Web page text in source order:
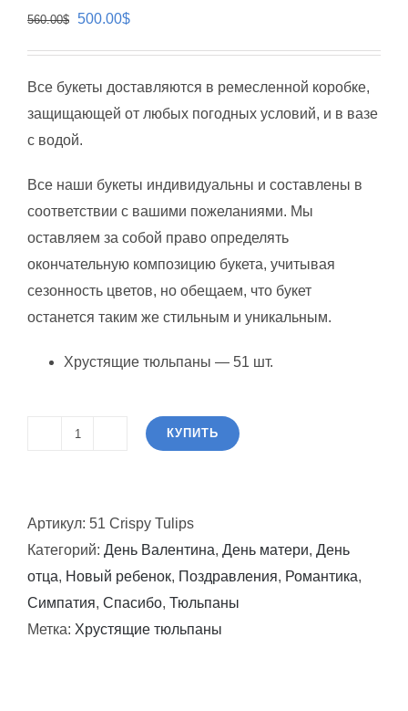
560.00$
Первоначальная
560.00$.
500.00$Текущая
Все букеты доставляются в ремесленной коробке,
защищающей от любых погодных условий, и в вазе
с водой.
Все наши букеты индивидуальны и составлены в
соответствии с вашими пожеланиями. Мы
оставляем за собой право определять
окончательную композицию букета, учитывая
сезонность цветов, но обещаем, что букет
останется таким же стильным и уникальным.
Хрустящие тюльпаны — 51 шт.
Количество
Хрустящие
тюльпаны
КУПИТЬ
Артикул: 51 Crispy Tulips
Категорий: День Валентина, День матери, День
отца, Новый ребенок, Поздравления, Романтика,
Симпатия, Спасибо, Тюльпаны
Метка: Хрустящие тюльпаны